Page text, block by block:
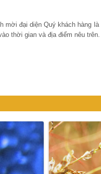
mời đại diện Quý khách hàng
thời gian và địa điểm nêu trên.